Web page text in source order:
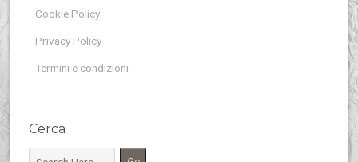
Cookie Policy
Privacy Policy
Termini e condizioni
Cerca